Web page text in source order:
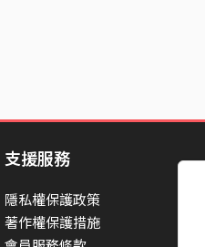
支援服務
隱私權保護政策
著作權保護措施